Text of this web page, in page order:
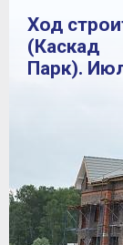
Ход
(Каскад
Парк).